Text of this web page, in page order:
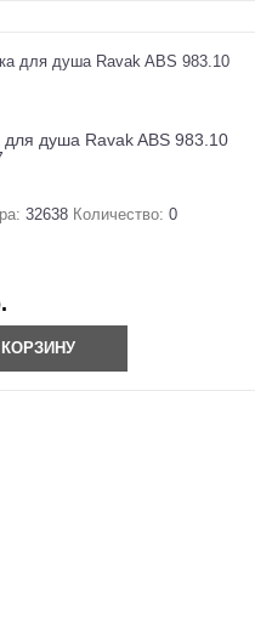
для душа Ravak ABS 983.10
32638 Количество: 0
КОРЗИНУ